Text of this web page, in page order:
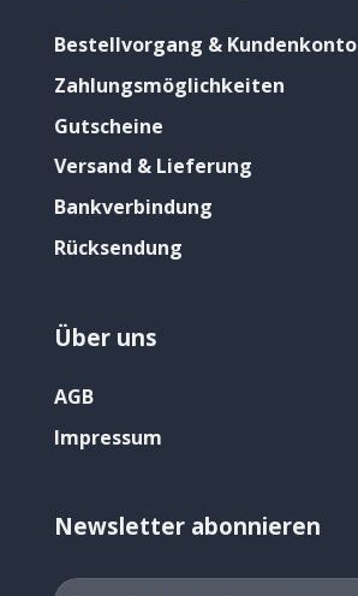
Bestellvorgang & Kundenkonto
Zahlungsmöglichkeiten
Gutscheine
Versand & Lieferung
Bankverbindung
Rücksendung
Über uns
AGB
Impressum
Newsletter abonnieren